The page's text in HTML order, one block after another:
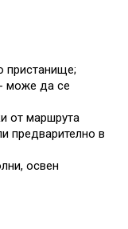
пристанище;
може да се
от маршрута
предварително в
освен